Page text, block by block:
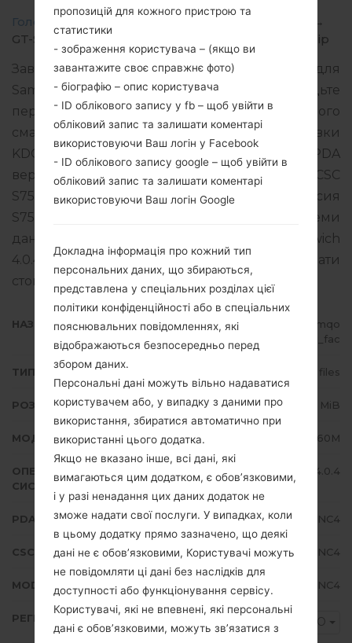
Головна Galaxy Trend SamsungGT-S7560M
→
GT-S7560M_1_20151125161027_mqod51domu_fac.zip
Завантажте останнє оновлення прошивки для
Samsung Galaxy Trend, але не забудьте
перевірити, чи відповідає номер моделі вашого
смартфона вказаному GT-S7560M. Код прошивки
KDO для CANADA. Продукт поставляється з PDA
версією S7560MVLBNC4 версія CSC
S7560MOYABNC4, MODEM версия
S7560MVLBNC4. Версія операційної системи
даної прошивки Android Ice Cream Sandwich
4.0.4. Повна інструкція про те, як прошивати
стокову прошивку на пристроях Samsung
НАЗВА ФАЙЛУ
GT-S7560M_1_20151125161027_mqo
d51domu_fac
ТИП ПРОШИВКИ 4 files
РОЗМІР ФАЙЛУ 556.01 MiB
МОДЕЛЬ Samsung GT-S7560M
ОПЕРАЦІЙНА
СИСТЕМА
Android Ice Cream Sandwich 4.0.4
PDA/AP ВЕРСІЯ S7560MVLBNC4
CSC ВЕРСІЯ S7560MOYABNC4
MODEM/CP ВЕРСІЯ S7560MVLBNC4
РЕГІОН KDO
пропозицій для кожного пристрою та
статистики
- зображення користувача – (якщо ви
завантажите своє справжнє фото)
- біографію – опис користувача
- ID облікового запису у fb – щоб увійти в
обліковий запис та залишати коментарі
використовуючи Ваш логін у Facebook
- ID облікового запису google – щоб увійти в
обліковий запис та залишати коментарі
використовуючи Ваш логін Google
Докладна інформація про кожний тип
персональних даних, що збираються,
представлена у спеціальних розділах цієї
політики конфіденційності або в спеціальних
пояснювальних повідомленнях, які
відображаються безпосередньо перед
збором даних.
Персональні дані можуть вільно надаватися
користувачем або, у випадку з даними про
використання, збиратися автоматично при
використанні цього додатка.
Якщо не вказано інше, всі дані, які
вимагаються цим додатком, є обов’язковими,
і у разі ненадання цих даних додаток не
зможе надати свої послуги. У випадках, коли
в цьому додатку прямо зазначено, що деякі
дані не є обов’язковими, Користувачі можуть
не повідомляти ці дані без наслідків для
доступності або функціонування сервісу.
Користувачі, які не впевнені, які персональні
дані є обов’язковими, можуть зв’язатися з